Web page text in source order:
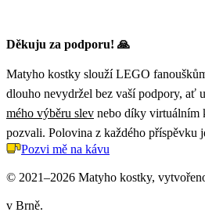
Děkuju za podporu! 🙏
Matyho kostky slouží LEGO
dlouho nevydržel bez vaší podpory, ať
mého výběru slev nebo díky virtuálním
pozvali. Polovina z každého příspěvku
Pozvi mě na kávu
© 2021–2026 Matyho kostky,
v Brně.